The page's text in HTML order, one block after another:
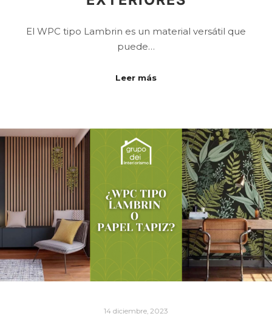
El WPC tipo Lambrin es un material versátil que
puede…
Leer más
14 diciembre, 2023